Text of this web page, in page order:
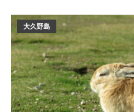
大久野島